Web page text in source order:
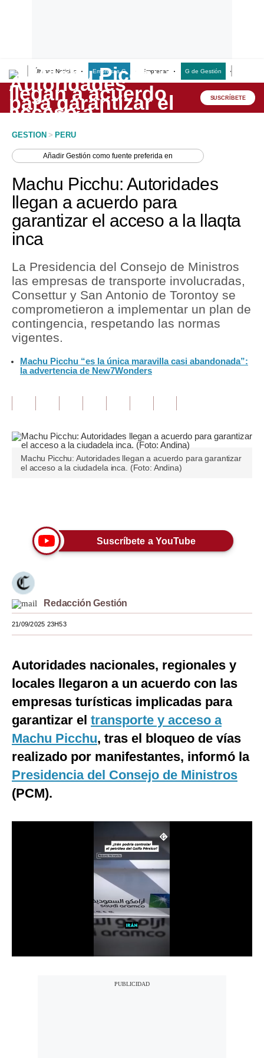
Últimas Noticias Empresas G Empresas G de Gestión
Lo último
Peru Quiosco
Economía
Mercados
Perú
Política
Tu Dinero
Finanzas Personales
Inmobiliarias
Plus G
Moda
Mundo
España
Internacional
Tecnología
Club del Suscriptor
Mix
G de Gestión
SUSCRÍBETE
GESTION > PERU
AñadirGestión como fuente preferida en
Machu Picchu: Autoridades
llegan a acuerdo para
garantizar el acceso a la llaqta
inca
La Presidencia del Consejo de Ministros
las empresas de transporte involucradas,
Consettur y San Antonio de Torontoy se
comprometieron a implementar un plan de
contingencia, respetando las normas
vigentes.
Machu Picchu “es la única maravilla casi abandonada”:
la advertencia de New7Wonders
Machu Picchu: Autoridades llegan a acuerdo para garantizar
el acceso a la ciudadela inca. (Foto: Andina)
Suscríbete a YouTube
Redacción Gestión
21/09/2025 23H53
Autoridades nacionales, regionales y
locales llegaron a un acuerdo con las
empresas turísticas implicadas para
garantizar el transporte y acceso a
Machu Picchu, tras el bloqueo de vías
realizado por manifestantes, informó la
Presidencia del Consejo de Ministros
(PCM).